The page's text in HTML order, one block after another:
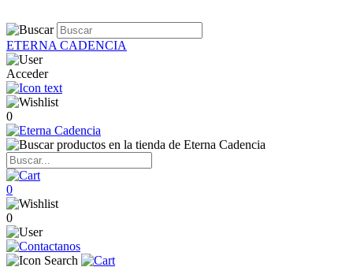
ETERNA CADENCIA
Acceder
0
0
0